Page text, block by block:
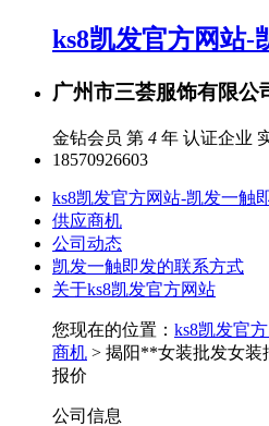
ks8凯发官方网站-
广州市三荟服饰有限公
金钻会员 第 4 年 认证企业
18570926603
ks8凯发官方网站-凯发一触
供应商机
公司动态
凯发一触即发的联系方式
关于ks8凯发官方网站
您现在的位置： ks8凯发官
商机 > 揭阳**女装批发女装
报价
公司信息